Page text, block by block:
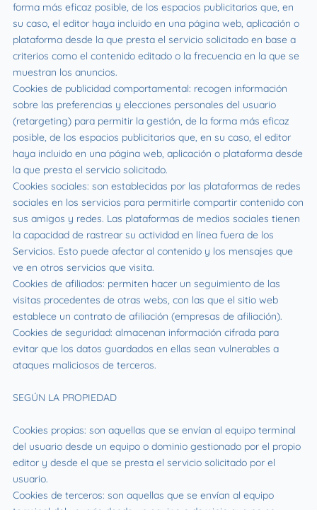
forma más eficaz posible, de los espacios publicitarios que, en
su caso, el editor haya incluido en una página web, aplicación o
plataforma desde la que presta el servicio solicitado en base a
criterios como el contenido editado o la frecuencia en la que se
muestran los anuncios.
Cookies de publicidad comportamental: recogen información
sobre las preferencias y elecciones personales del usuario
(retargeting) para permitir la gestión, de la forma más eficaz
posible, de los espacios publicitarios que, en su caso, el editor
haya incluido en una página web, aplicación o plataforma desde
la que presta el servicio solicitado.
Cookies sociales: son establecidas por las plataformas de redes
sociales en los servicios para permitirle compartir contenido con
sus amigos y redes. Las plataformas de medios sociales tienen
la capacidad de rastrear su actividad en línea fuera de los
Servicios. Esto puede afectar al contenido y los mensajes que
ve en otros servicios que visita.
Cookies de afiliados: permiten hacer un seguimiento de las
visitas procedentes de otras webs, con las que el sitio web
establece un contrato de afiliación (empresas de afiliación).
Cookies de seguridad: almacenan información cifrada para
evitar que los datos guardados en ellas sean vulnerables a
ataques maliciosos de terceros.
SEGÚN LA PROPIEDAD
Cookies propias: son aquellas que se envían al equipo terminal
del usuario desde un equipo o dominio gestionado por el propio
editor y desde el que se presta el servicio solicitado por el
usuario.
Cookies de terceros: son aquellas que se envían al equipo